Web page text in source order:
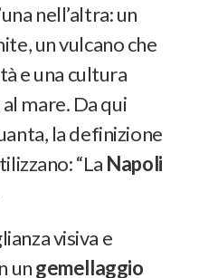
nell’altra: un
un vulcano che
e una cultura
mare. Da qui
la definizione
“La Napoli
visiva e
ungemellaggio